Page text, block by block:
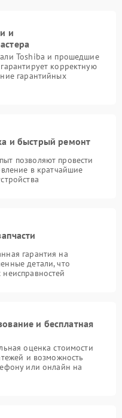
и
Toshiba и прошедшие
корректную
гарантийных
и быстрый ремонт
позволяют провести
в кратчайшие
гарантия на
детали, что
и бесплатная
оценка стоимости
и возможность
или онлайн на